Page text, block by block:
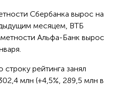
Сбербанка вырос на
месяцем, ВТБ
Альфа-Банк вырос
строку рейтинга занял
млн (+4,5%, 289,5 млн в